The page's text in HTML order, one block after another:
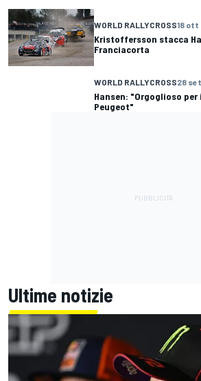
WORLD RALLYCROSS18 ott
Kristoffersson stacca
Franciacorta
WORLD RALLYCROSS28
Hansen: "Orgoglioso
Peugeot"
Ultime notizie